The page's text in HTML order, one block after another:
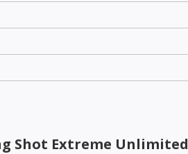
Shot Extreme Unlimited